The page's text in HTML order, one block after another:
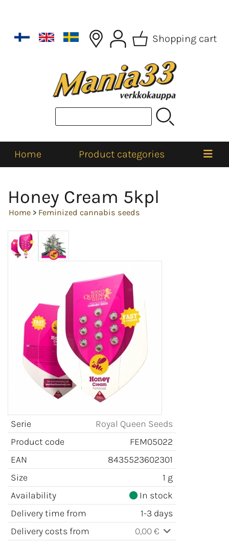
Shopping cart
Home Product categories
Honey Cream 5kpl
Home > Feminized cannabis seeds
Serie
Royal Queen Seeds
Product code
FEM05022
EAN
8435523602301
Size
1 g
Availability
In stock
Delivery time from
1-3 days
Delivery costs from
0,00 €